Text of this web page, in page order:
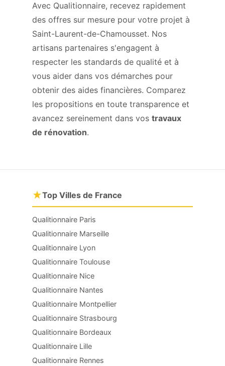
Avec Qualitionnaire, recevez rapidement
des offres sur mesure pour votre projet à
Saint-Laurent-de-Chamousset. Nos
artisans partenaires s'engagent à
respecter les standards de qualité et à
vous aider dans vos démarches pour
obtenir des aides financières. Comparez
les propositions en toute transparence et
avancez sereinement dans vos travaux
de rénovation.
★Top Villes de France
Qualitionnaire Paris
Qualitionnaire Marseille
Qualitionnaire Lyon
Qualitionnaire Toulouse
Qualitionnaire Nice
Qualitionnaire Nantes
Qualitionnaire Montpellier
Qualitionnaire Strasbourg
Qualitionnaire Bordeaux
Qualitionnaire Lille
Qualitionnaire Rennes